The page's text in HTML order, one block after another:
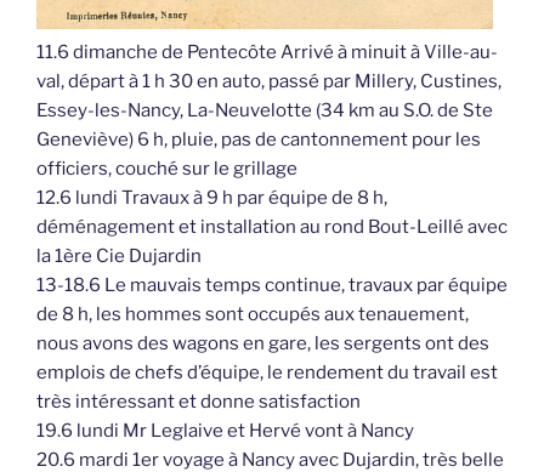
11.6 dimanche de Pentecôte Arrivé à minuit à Ville-au-
val, départ à 1 h 30 en auto, passé par Millery, Custines,
Essey-les-Nancy, La-Neuvelotte (34 km au S.O. de Ste
Geneviève) 6 h, pluie, pas de cantonnement pour les
officiers, couché sur le grillage
12.6 lundi Travaux à 9 h par équipe de 8 h,
déménagement et installation au rond Bout-Leillé avec
la 1ère Cie Dujardin
13-18.6 Le mauvais temps continue, travaux par équipe
de 8 h, les hommes sont occupés aux tenauement,
nous avons des wagons en gare, les sergents ont des
emplois de chefs d’équipe, le rendement du travail est
très intéressant et donne satisfaction
19.6 lundi Mr Leglaive et Hervé vont à Nancy
20.6 mardi 1er voyage à Nancy avec Dujardin, très belle